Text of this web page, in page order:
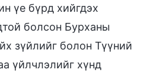
үе бүрд хийгдэх
болсон Бурханы
зүйлийг болон Түүний
үйлчлэлийг хүнд